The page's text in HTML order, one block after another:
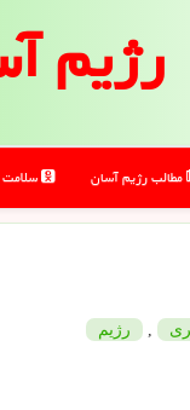
رژیم
مطالب رژیم آسان سلامت
, رژیم